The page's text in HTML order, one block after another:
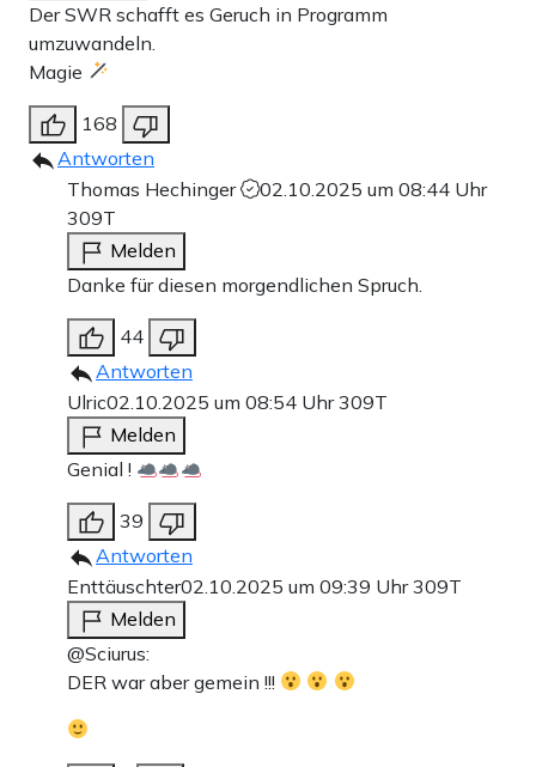
Der SWR schafft es Geruch in Programm
umzuwandeln.
Magie
168
Antworten
Thomas Hechinger
02.10.2025 um 08:44 Uhr
309T
Melden
Danke für diesen morgendlichen Spruch.
44
Antworten
Ulric02.10.2025 um 08:54 Uhr309T
Melden
Genial !
39
Antworten
Enttäuschter02.10.2025 um 09:39 Uhr309T
Melden
@Sciurus:
DER war aber gemein !!!